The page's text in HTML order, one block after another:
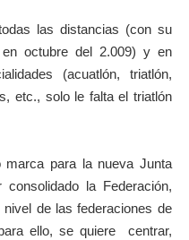
las distancias (con su
octubre del 2.009) y en
(acuatlón, triatlón,
etc., solo le falta el triatlón
marca para la nueva Junta
la Federación,
de las federaciones de
ello, se quiere centrar,